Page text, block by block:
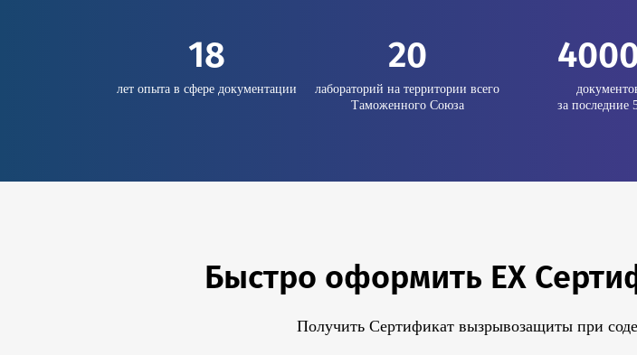
18
лет опыта в сфере документации
20
лабораторий на территории всего
Таможенного Союза
за последние
Быстро оформить EX
Получить Сертификат вызрывозащиты при